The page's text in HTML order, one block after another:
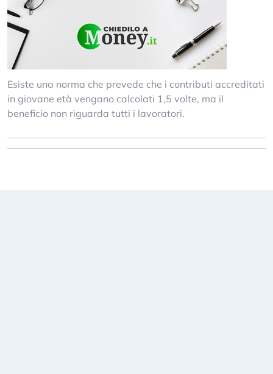
Esiste una norma che prevede che i contributi accreditati
in giovane età vengano calcolati 1,5 volte, ma il
beneficio non riguarda tutti i lavoratori.